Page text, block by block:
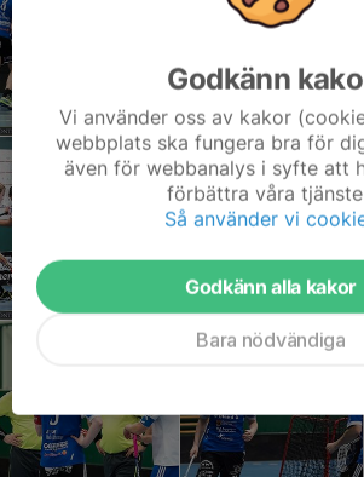
Godkänn
Vi använder oss av kakor
webbplats ska fungera bra för
även för webbanalys i syfte att
förbättra våra
Så använder vi
Godkänn alla kakor
Bara nödvändiga